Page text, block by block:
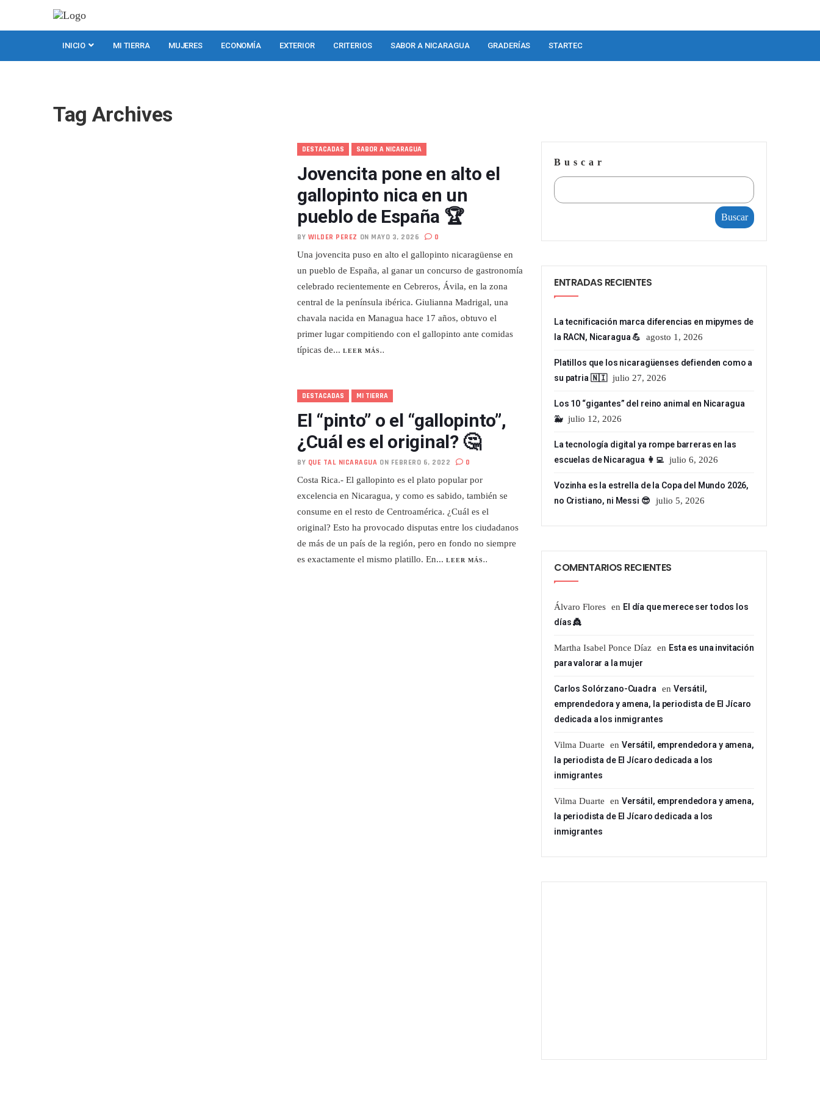
INICIO MI TIERRA MUJERES ECONOMÍA EXTERIOR CRITERIOS SABOR A NICARAGUA GRADERÍAS STARTEC
Tag Archives
DESTACADAS SABOR A NICARAGUA
Jovencita pone en alto el
gallopinto nica en un
pueblo de España 🏆
BY WILDER PEREZ ON MAYO 3, 2026 0
Una jovencita puso en alto el gallopinto nicaragüense en
un pueblo de España, al ganar un concurso de gastronomía
celebrado recientemente en Cebreros, Ávila, en la zona
central de la península ibérica. Giulianna Madrigal, una
chavala nacida en Managua hace 17 años, obtuvo el
primer lugar compitiendo con el gallopinto ante comidas
típicas de... LEER MÁS..
DESTACADAS MI TIERRA
El “pinto” o el “gallopinto”,
¿Cuál es el original? 🤔
BY QUE TAL NICARAGUA ON FEBRERO 6, 2022 0
Costa Rica.- El gallopinto es el plato popular por
excelencia en Nicaragua, y como es sabido, también se
consume en el resto de Centroamérica. ¿Cuál es el
original? Esto ha provocado disputas entre los ciudadanos
de más de un país de la región, pero en fondo no siempre
es exactamente el mismo platillo. En... LEER MÁS..
Buscar
Buscar
ENTRADAS RECIENTES
La tecnificación marca diferencias en mipymes de
la RACN, Nicaragua 💪
agosto 1, 2026
Platillos que los nicaragüenses defienden como a
su patria 🇳🇮 julio 27, 2026
Los 10 “gigantes” del reino animal en Nicaragua
🐳 julio 12, 2026
La tecnología digital ya rompe barreras en las
escuelas de Nicaragua 👩‍💻 julio 6, 2026
Vozinha es la estrella de la Copa del Mundo 2026,
no Cristiano, ni Messi 😎
julio 5, 2026
COMENTARIOS RECIENTES
Álvaro Flores en El día que merece ser todos los
días 👸
Martha Isabel Ponce Díaz en Esta es una invitación
para valorar a la mujer
Carlos Solórzano-Cuadra en Versátil,
emprendedora y amena, la periodista de El Jícaro
dedicada a los inmigrantes
Vilma Duarte en Versátil, emprendedora y amena,
la periodista de El Jícaro dedicada a los
inmigrantes
Vilma Duarte en Versátil, emprendedora y amena,
la periodista de El Jícaro dedicada a los
inmigrantes